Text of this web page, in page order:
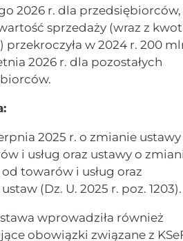
2026 r. dla przedsiębiorców,
sprzedaży (wraz z
w 2024 r. 200
2026 r. dla pozostałych
2025 r. o zmianie ustawy
i usług oraz ustawy o
towarów i usług oraz
(Dz. U. 2025 r. poz. 1203).
wprowadziła również
obowiązki związane z